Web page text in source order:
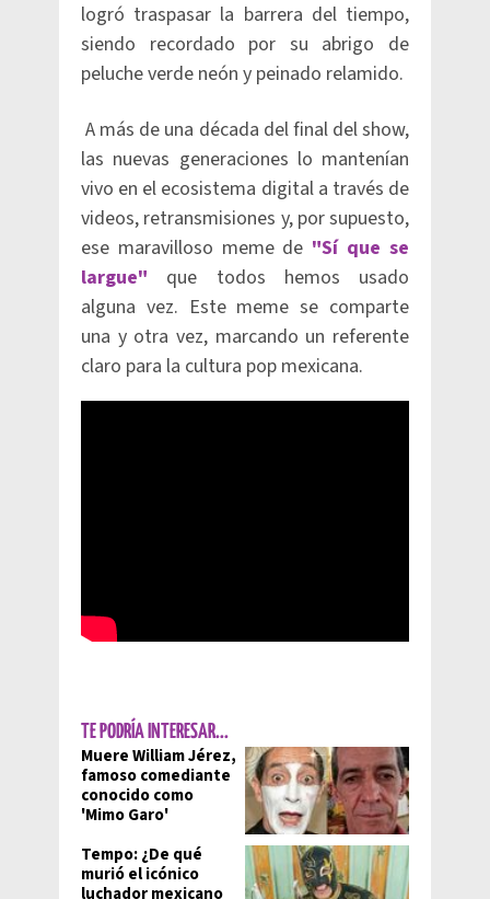
logró traspasar la barrera del tiempo,
siendo recordado por su abrigo de
peluche verde neón y peinado relamido.
A más de una década del final del show,
las nuevas generaciones lo mantenían
vivo en el ecosistema digital a través de
videos, retransmisiones y, por supuesto,
ese maravilloso meme de "Sí que se
largue" que todos hemos usado
alguna vez. Este meme se comparte
una y otra vez, marcando un referente
claro para la cultura pop mexicana.
TE PODRÍA INTERESAR...
Muere William Jérez,
famoso comediante
conocido como
'Mimo Garo'
Tempo: ¿De qué
murió el icónico
luchador mexicano